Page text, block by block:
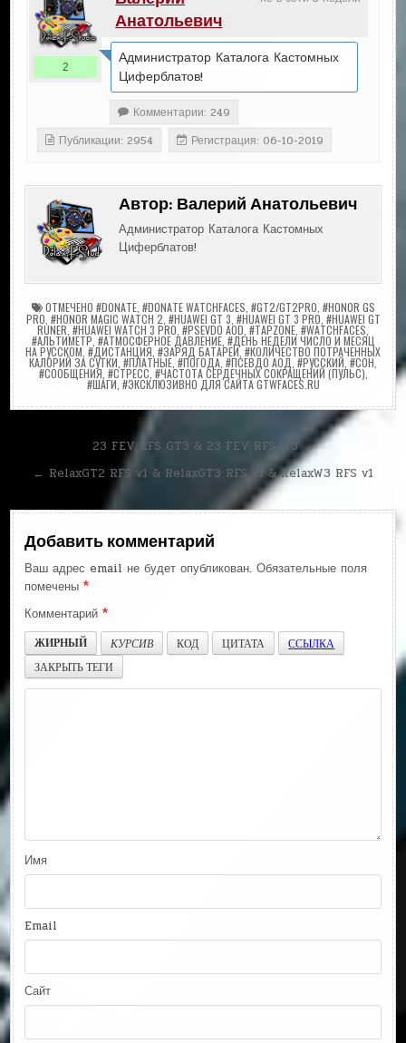
Анатольевич
2
Администратор Каталога Кастомных
Циферблатов!
Комментарии: 249
Публикации: 2954
Регистрация: 06-10-2019
Автор: Валерий Анатольевич
Администратор Каталога Кастомных
Циферблатов!
ОТМЕЧЕНО #DONATE, #DONATE WATCHFACES #GT2/GT2PRO #HONOR GS
PRO #HONOR MAGIC WATCH 2 #HUAWEI GT 3 #HUAWEI GT 3 PRO #HUAWEI GT
RUNER #HUAWEI WATCH 3 PRO #PSEVDO AOD #TAPZONE #WATCHFACES
#АЛЬТИМЕТР #АТМОСФЕРНОЕ ДАВЛЕНИЕ, #ДЕНЬ НЕДЕЛИ ЧИСЛО И МЕСЯЦ
НА РУССКОМ #ДИСТАНЦИЯ #ЗАРЯД БАТАРЕИ, #КОЛИЧЕСТВО ПОТРАЧЕННЫХ
КАЛОРИЙ ЗА СУТКИ #ПЛАТНЫЕ #ПОГОДА #ПСЕВДО АОД #РУССКИЙ #СОН
#СООБЩЕНИЯ #СТРЕСС #ЧАСТОТА СЕРДЕЧНЫХ СОКРАЩЕНИЙ (ПУЛЬС)
#ШАГИ #ЭКСКЛЮЗИВНО ДЛЯ САЙТА GTWFACES.RU
Навигация
по
записям
23 FEV RFS GT3 & 23 FEV RFS W3 →
← RelaxGT2 RFS v1 & RelaxGT3 RFS v1 & RelaxW3 RFS v1
Добавить комментарий
Ваш адрес email не будет опубликован. Обязательные поля
помечены*
Комментарий*
ЖИРНЫЙ
КУРСИВ КОД ЦИТАТА
ССЫЛКА
ЗАКРЫТЬ ТЕГИ
Имя
Email
Сайт